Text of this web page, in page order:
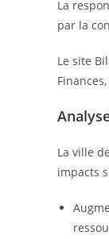
La
par la
Le site
La ville
impacts